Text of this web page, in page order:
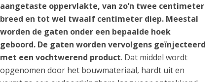
aangetaste oppervlakte, van zo’n twee centimeter
breed en tot wel twaalf centimeter diep. Meestal
worden de gaten onder een bepaalde hoek
geboord. De gaten worden vervolgens geïnjecteerd
met een vochtwerend product. Dat middel wordt
opgenomen door het bouwmateriaal, hardt uit en